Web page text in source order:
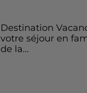
Destination
votre séjour en
de la...